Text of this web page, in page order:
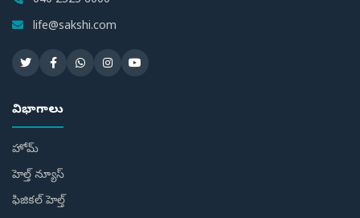
life@sakshi.com
విభాగాలు
హోమ్
హెల్త్ న్యూస్
ఫిజికల్ హెల్త్